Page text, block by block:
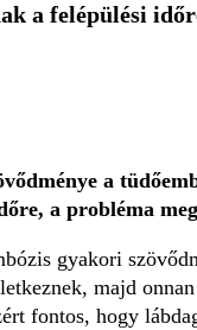
a felépülési
a
a probléma
gyakori
majd
fontos, hogy